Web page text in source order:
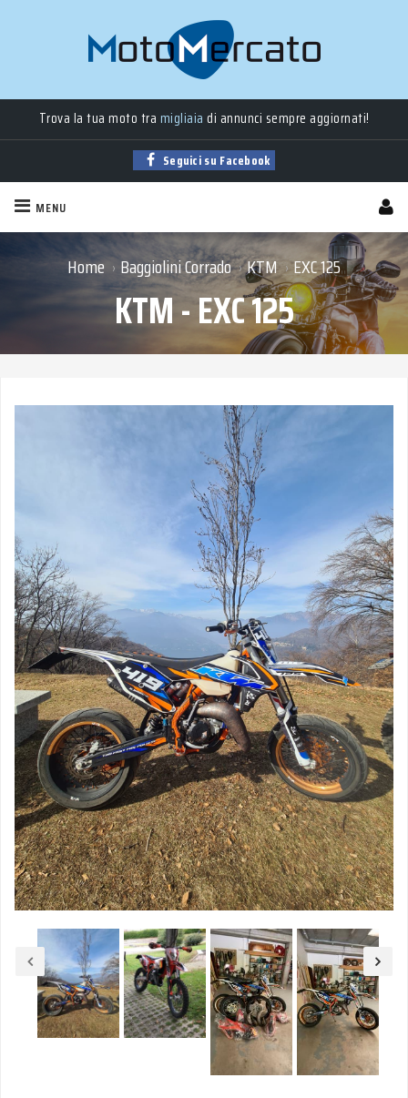
Motonuove, usate, akm 0eaziendaliin vendita!
Trova la tua moto tramigliaiadi annunci sempre aggiornati!
Seguici su Facebook
MENU
Home › Baggiolini Corrado › KTM › EXC 125
KTM - EXC 125